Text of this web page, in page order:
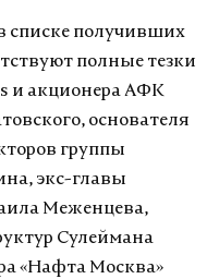
списке получивших
полные тезки
и акционера АФК
основателя
группы
экс-главы
Меженцева,
Сулеймана
«Нафта Москва»